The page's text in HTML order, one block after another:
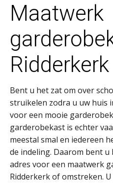
Maatwerk
Ridderkerk
Bent u het zat om over
struikelen zodra u uw huis
voor een mooie
garderobekast is echter
meestal smal en iedereen
de indeling. Daarom bent
adres voor een maatwerk
Ridderkerk of omstreken.